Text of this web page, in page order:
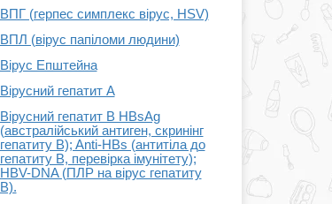
ВПГ (герпес симплекс вірус, HSV)
ВПЛ (вірус папіломи людини)
Вірус Епштейна
Вірусний гепатит A
Вірусний гепатит B HBsAg
(австралійський антиген, скринінг
гепатиту B); Anti-HBs (антитіла до
гепатиту B, перевірка імунітету);
HBV-DNA (ПЛР на вірус гепатиту
B).